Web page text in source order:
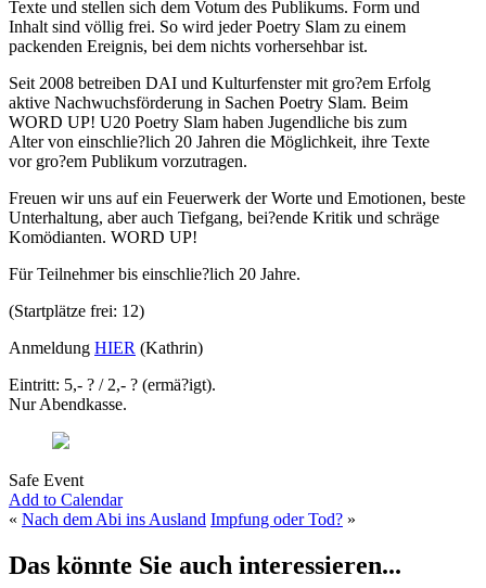
Texte und stellen sich dem Votum des Publikums. Form und
Inhalt sind völlig frei. So wird jeder Poetry Slam zu einem
packenden Ereignis, bei dem nichts vorhersehbar ist.
Seit 2008 betreiben DAI und Kulturfenster mit gro?em Erfolg
aktive Nachwuchsförderung in Sachen Poetry Slam. Beim
WORD UP! U20 Poetry Slam haben Jugendliche bis zum
Alter von einschlie?lich 20 Jahren die Möglichkeit, ihre Texte
vor gro?em Publikum vorzutragen.
Freuen wir uns auf ein Feuerwerk der Worte und Emotionen, beste
Unterhaltung, aber auch Tiefgang, bei?ende Kritik und schräge
Komödianten. WORD UP!
Für Teilnehmer bis einschlie?lich 20 Jahre.
(Startplätze frei: 12)
Anmeldung HIER (Kathrin)
Eintritt: 5,- ? / 2,- ? (ermä?igt).
Nur Abendkasse.
Safe Event
Add to Calendar
« Nach dem Abi ins Ausland Impfung oder Tod? »
Das könnte Sie auch interessieren...